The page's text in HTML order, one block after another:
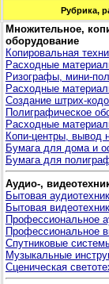
Рубрика,
Множительное,
оборудование
Копировальная
Расходные
Ризографы, мини-
Расходные
Создание штрих-
Полиграфическое
Расходные
Копи-центры, вывод
Бумага для дома и
Бумага для
Аудио-,
Бытовая
Бытовая
Профессиональное
Профессиональное
Спутниковые
Музыкальные
Сценическая